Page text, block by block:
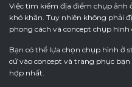
Việc tìm kiếm địa điểm chụp ảnh
khó khăn. Tuy nhiên không phải
phong cách và concept chụp hình
Bạn có thể lựa chọn chụp hình ở
cứ vào concept và trang phục
hợp nhất.